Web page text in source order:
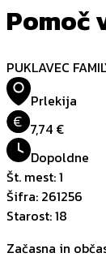
Pomoč
PUKLAVEC
Prlekija
€ 7,74 €
Dopoldne
Št. mest:1
Šifra: 261256
Starost:18
Začasna in